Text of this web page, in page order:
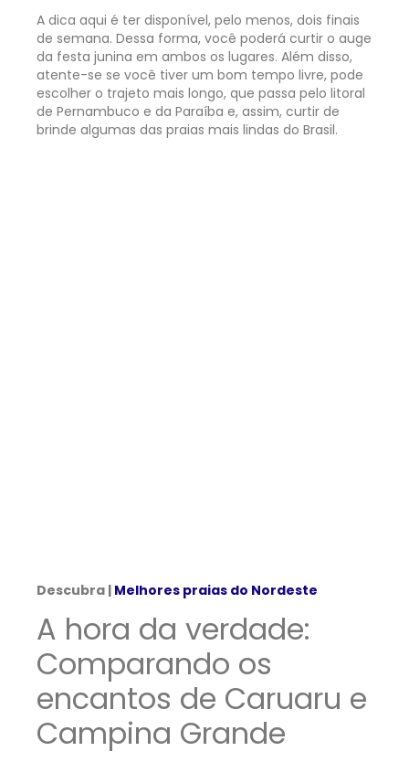
A dica aqui é ter disponível, pelo menos, dois finais
de semana. Dessa forma, você poderá curtir o auge
da festa junina em ambos os lugares. Além disso,
atente-se se você tiver um bom tempo livre, pode
escolher o trajeto mais longo, que passa pelo litoral
de Pernambuco e da Paraíba e, assim, curtir de
brinde algumas das praias mais lindas do Brasil.
Descubra | Melhores praias do Nordeste
A hora da verdade:
Comparando os
encantos de Caruaru e
Campina Grande